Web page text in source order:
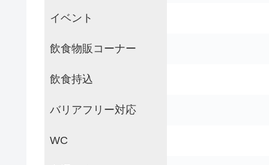
イベント
飲食物販コーナー
飲食持込
バリアフリー対応
WC